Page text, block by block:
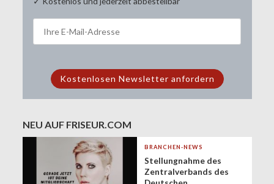
NEU AUF FRISEUR.COM
BRANCHEN-NEWS
Stellungnahme des
Zentralverbands des